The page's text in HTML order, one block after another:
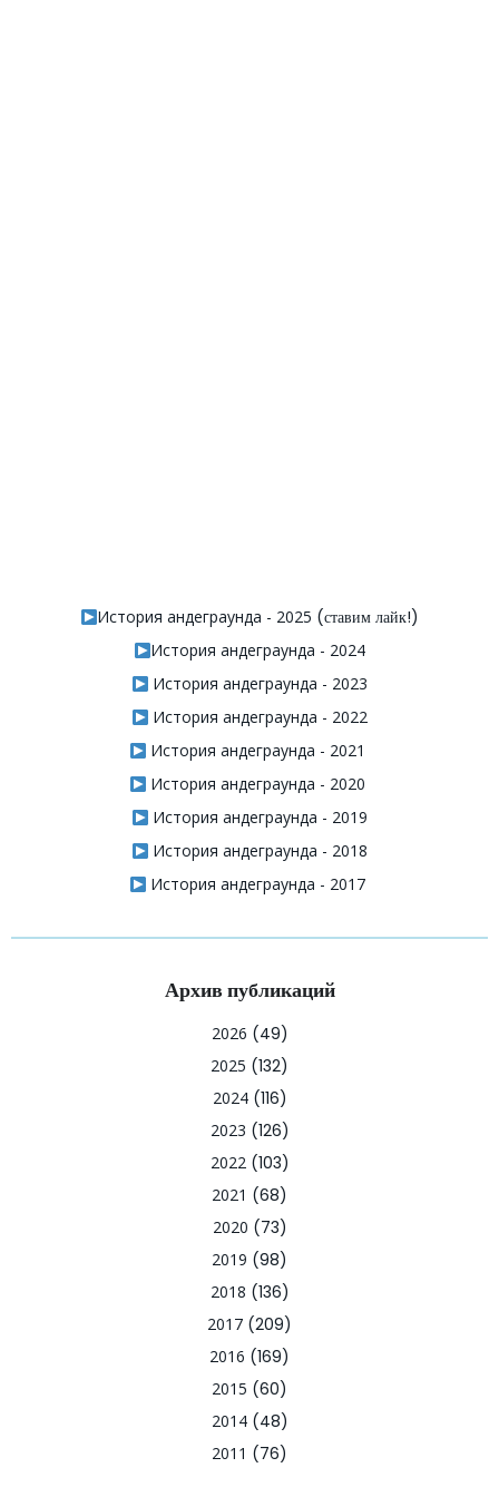
История андеграунда - 2025 (ставим лайк!)
История андеграунда - 2024
История андеграунда - 2023
История андеграунда - 2022
История андеграунда - 2021
История андеграунда - 2020
История андеграунда - 2019
История андеграунда - 2018
История андеграунда - 2017
Архив публикаций
2026 (49)
2025 (132)
2024(116)
2023 (126)
2022(103)
2021 (68)
2020 (73)
2019 (98)
2018 (136)
2017 (209)
2016 (169)
2015 (60)
2014(48)
2011 (76)